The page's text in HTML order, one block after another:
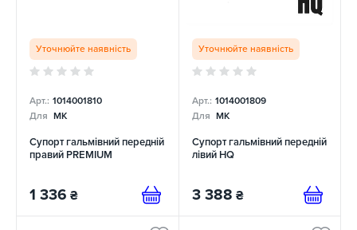
Уточнюйте наявність
Арт.: 1014001810
Для MK
Супорт гальмівний передній
правий PREMIUM
1 336 ₴
Уточнюйте наявність
Арт.: 1014001809
Для MK
Супорт гальмівний передній
лівий HQ
3 388 ₴